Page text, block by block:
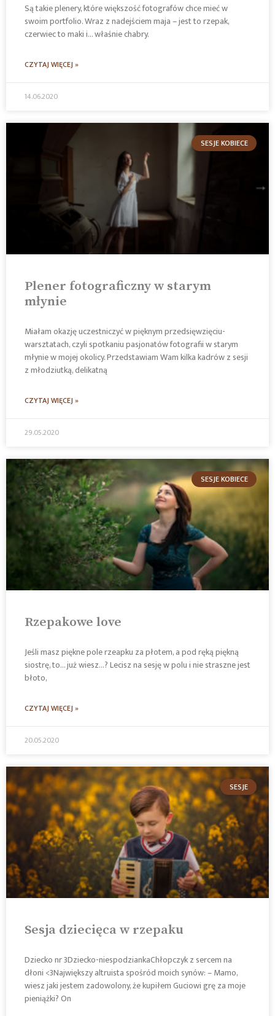
Są takie plenery, które większość fotografów chce mieć w
swoim portfolio. Wraz z nadejściem maja – jest to rzepak,
czerwiec to maki i… właśnie chabry.
CZYTAJ WIĘCEJ »
14.06.2020
SESJE KOBIECE
Plener fotograficzny w starym
młynie
Miałam okazję uczestniczyć w pięknym przedsięwzięciu-
warsztatach, czyli spotkaniu pasjonatów fotografii w starym
młynie w mojej okolicy. Przedstawiam Wam kilka kadrów z sesji
z młodziutką, delikatną
CZYTAJ WIĘCEJ »
29.05.2020
SESJE KOBIECE
Rzepakowe love
Jeśli masz piękne pole rzeapku za płotem, a pod ręką piękną
siostrę, to… już wiesz…? Lecisz na sesję w polu i nie straszne jest
błoto,
CZYTAJ WIĘCEJ »
20.05.2020
SESJE
Sesja dziecięca w rzepaku
Dziecko nr 3Dziecko-niespodziankaChłopczyk z sercem na
dłoni <3Największy altruista spośród moich synów: – Mamo,
wiesz jaki jestem zadowolony, że kupiłem Guciowi grę za moje
pieniążki? On